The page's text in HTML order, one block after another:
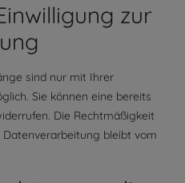
zur
sind nur mit Ihrer
Sie können eine bereits
Die Rechtmäßigkeit
bleibt vom